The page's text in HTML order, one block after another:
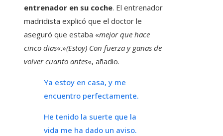
entrenador en su coche. El entrenador
madridista explicó que el doctor le
aseguró que estaba «mejor que hace
cinco dias«.»(Estoy) Con fuerza y ​​ganas de
volver cuanto antes«, añadio.
Ya estoy en casa, y me
encuentro perfectamente.
He tenido la suerte que la
vida me ha dado un aviso.